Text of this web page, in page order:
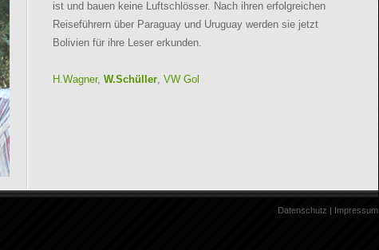
ist und bauen keine Luftschlösser. Nach ihren erfolgreichen
Reiseführern über Paraguay und Uruguay werden sie jetzt
Bolivien für ihre Leser erkunden.
H.Wagner, W.Schüller, VW Gol
Datenschutz | Impressum